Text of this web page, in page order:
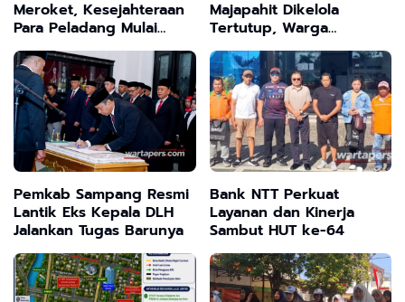
Meroket, Kesejahteraan
Para Peladang Mulai
Terjamin
Majapahit Dikelola
Tertutup, Warga
Tanjangrono Tuntut
Kejelasan
Pemkab Sampang Resmi
Lantik Eks Kepala DLH
Jalankan Tugas Barunya
Bank NTT Perkuat
Layanan dan Kinerja
Sambut HUT ke-64